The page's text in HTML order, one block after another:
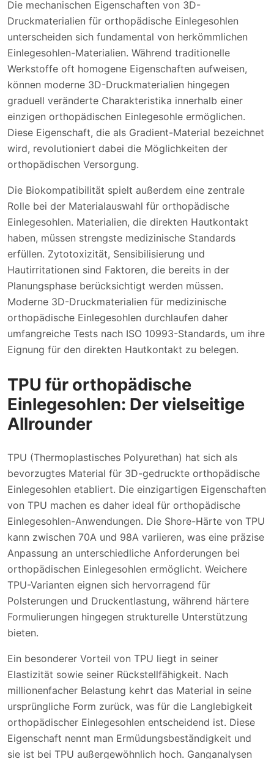
Die mechanischen Eigenschaften von 3D-
Druckmaterialien für orthopädische Einlegesohlen
unterscheiden sich fundamental von herkömmlichen
Einlegesohlen-Materialien. Während traditionelle
Werkstoffe oft homogene Eigenschaften aufweisen,
können moderne 3D-Druckmaterialien hingegen
graduell veränderte Charakteristika innerhalb einer
einzigen orthopädischen Einlegesohle ermöglichen.
Diese Eigenschaft, die als Gradient-Material bezeichnet
wird, revolutioniert dabei die Möglichkeiten der
orthopädischen Versorgung.
Die Biokompatibilität spielt außerdem eine zentrale
Rolle bei der Materialauswahl für orthopädische
Einlegesohlen. Materialien, die direkten Hautkontakt
haben, müssen strengste medizinische Standards
erfüllen. Zytotoxizität, Sensibilisierung und
Hautirritationen sind Faktoren, die bereits in der
Planungsphase berücksichtigt werden müssen.
Moderne 3D-Druckmaterialien für medizinische
orthopädische Einlegesohlen durchlaufen daher
umfangreiche Tests nach ISO 10993-Standards, um ihre
Eignung für den direkten Hautkontakt zu belegen.
TPU für orthopädische
Einlegesohlen: Der vielseitige
Allrounder
TPU (Thermoplastisches Polyurethan) hat sich als
bevorzugtes Material für 3D-gedruckte orthopädische
Einlegesohlen etabliert. Die einzigartigen Eigenschaften
von TPU machen es daher ideal für orthopädische
Einlegesohlen-Anwendungen. Die Shore-Härte von TPU
kann zwischen 70A und 98A variieren, was eine präzise
Anpassung an unterschiedliche Anforderungen bei
orthopädischen Einlegesohlen ermöglicht. Weichere
TPU-Varianten eignen sich hervorragend für
Polsterungen und Druckentlastung, während härtere
Formulierungen hingegen strukturelle Unterstützung
bieten.
Ein besonderer Vorteil von TPU liegt in seiner
Elastizität sowie seiner Rückstellfähigkeit. Nach
millionenfacher Belastung kehrt das Material in seine
ursprüngliche Form zurück, was für die Langlebigkeit
orthopädischer Einlegesohlen entscheidend ist. Diese
Eigenschaft nennt man Ermüdungsbeständigkeit und
sie ist bei TPU außergewöhnlich hoch. Ganganalysen